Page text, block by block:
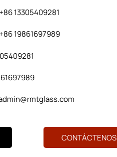
13305409281
19861697989
CONTÁCTENOS